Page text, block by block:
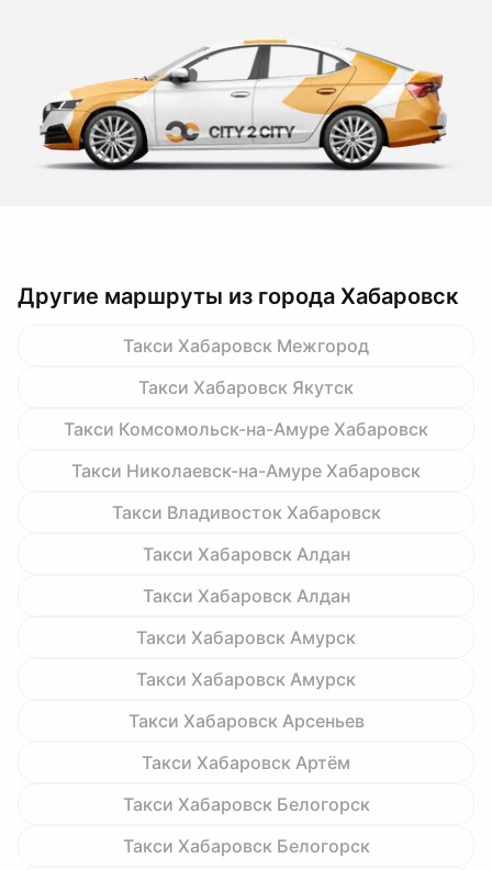
Другие маршруты из города Хабаровск
Такси Хабаровск Межгород
Такси Хабаровск Якутск
Такси Комсомольск-на-Амуре Хабаровск
Такси Николаевск-на-Амуре Хабаровск
Такси Владивосток Хабаровск
Такси Хабаровск Алдан
Такси Хабаровск Алдан
Такси Хабаровск Амурск
Такси Хабаровск Амурск
Такси Хабаровск Арсеньев
Такси Хабаровск Артём
Такси Хабаровск Белогорск
Такси Хабаровск Белогорск